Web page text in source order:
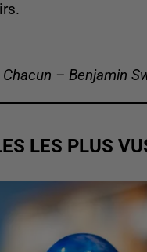
– Benjamin
LES PLUS